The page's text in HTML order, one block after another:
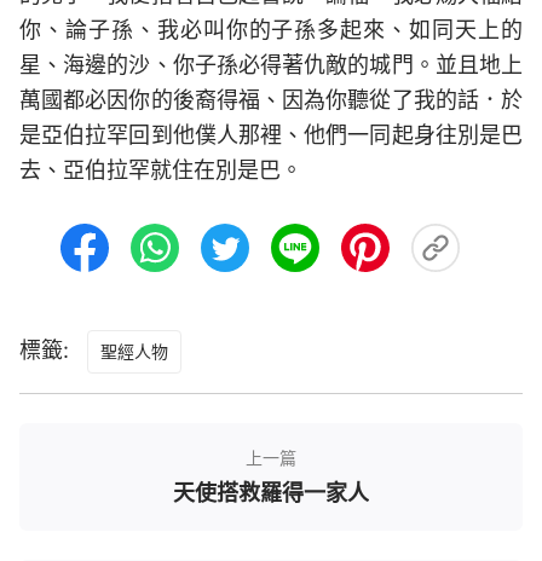
你、論子孫、我必叫你的子孫多起來、如同天上的
星、海邊的沙、你子孫必得著仇敵的城門。並且地上
萬國都必因你的後裔得福、因為你聽從了我的話．於
是亞伯拉罕回到他僕人那裡、他們一同起身往別是巴
去、亞伯拉罕就住在別是巴。
標籤: 聖經人物
上一篇
天使搭救羅得一家人